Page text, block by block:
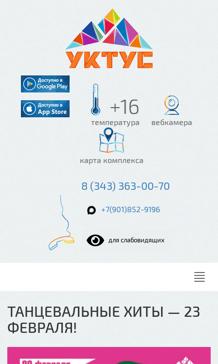
+16
температура вебкамера
карта комплекса
8 (343) 363-00-70
+7(901)852-9196
для слабовидящих
ТАНЦЕВАЛЬНЫЕ ХИТЫ — 23
ФЕВРАЛЯ!